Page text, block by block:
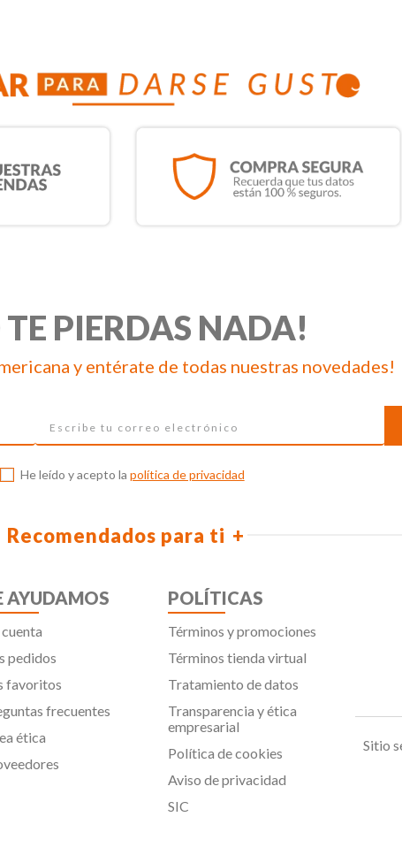
TE PIERDAS NADA!
y entérate de todas nuestras novedades!
He leído y acepto la política de privacidad
Recomendados para ti
AYUDAMOS
pedidos
favoritos
frecuentes
ética
POLÍTICAS
Términos y promociones
Términos tienda virtual
Tratamiento de datos
Transparencia y ética
empresarial
Política de cookies
Aviso de privacidad
SIC
Sitio